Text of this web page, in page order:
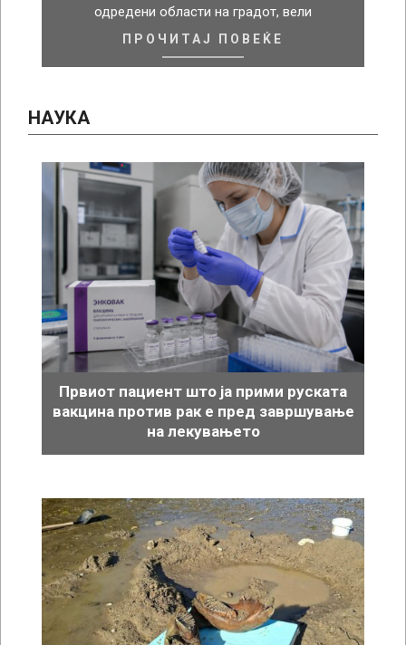
одредени области на градот, вели
ПРОЧИТАЈ ПОВЕЌЕ
НАУКА
Првиот пациент што ја прими руската
вакцина против рак е пред завршување
на лекувањето